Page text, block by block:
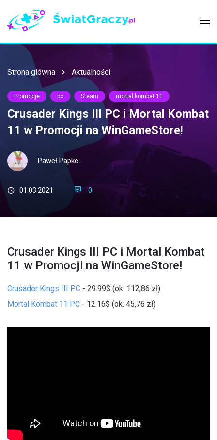
Strona główna Aktualności
Promocje pc Steam mortal kombat 11
Crusader Kings III PC i Mortal Kombat
11 w Promocji na WinGameStore!
Paweł Papke
01.03.2021 0
Crusader Kings III PC i Mortal Kombat
11 w Promocji na WinGameStore!
Crusader Kings III PC - 29.99$ (ok. 112,86 zł)
Mortal Kombat 11 PC - 12.16$ (ok. 45,76 zł)